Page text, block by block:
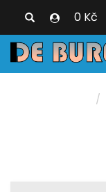
0 Kč